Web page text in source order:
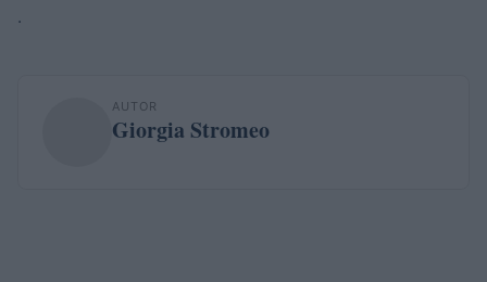
.
AUTOR
Giorgia Stromeo